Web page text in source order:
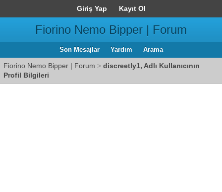
Giriş Yap Kayıt Ol
Fiorino Nemo Bipper | Forum
Son Mesajlar Yardım Arama
Fiorino Nemo Bipper | Forum > discreetly1, Adlı Kullanıcının
Profil Bilgileri